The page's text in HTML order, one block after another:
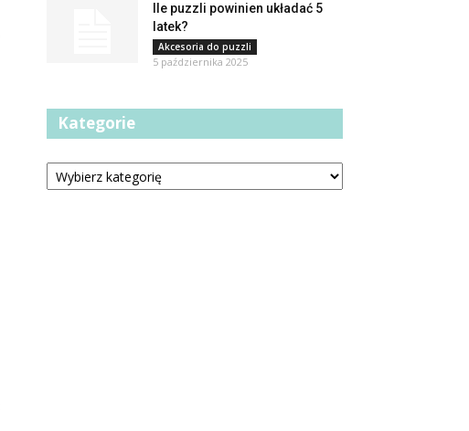
Ile puzzli powinien układać 5
latek?
Akcesoria do puzzli
5 października 2025
Kategorie
Kategorie